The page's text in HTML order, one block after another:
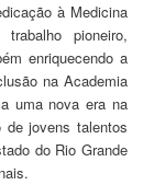
à Medicina
pioneiro,
enriquecendo a
na Academia
uma nova era na
de jovens talentos
do Rio Grande